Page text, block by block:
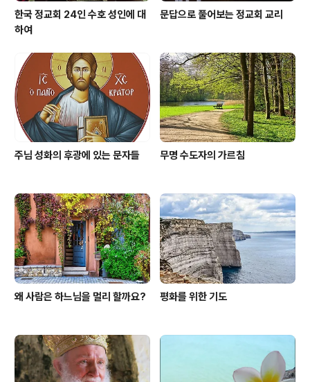
한국 정교회 24인 수호 성인에 대
하여
문답으로 풀어보는 정교회 교리
주님 성화의 후광에 있는 문자들 무명 수도자의 가르침
왜 사람은 하느님을 멀리 할까요? 평화를 위한 기도